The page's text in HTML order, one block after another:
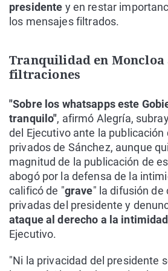
presidente y en restar
los mensajes filtrados.
Tranquilidad en Moncloa
filtraciones
"Sobre los whatsapps este
tranquilo", afirmó Alegría,
del Ejecutivo ante la
privados de Sánchez, aunque
magnitud de la publicación de
abogó por la defensa de la
calificó de "grave" la difusión
privadas del presidente y
ataque al derecho a la intimidad
Ejecutivo.
"Ni la privacidad del presidente